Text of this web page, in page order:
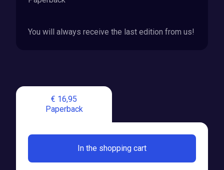
€ 16,95
Paperback
In the shopping cart
You will always receive the last edition from us!